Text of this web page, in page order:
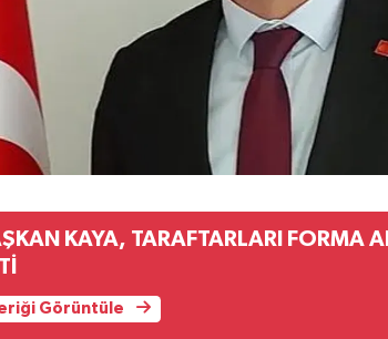
KAYA, TARAFTARLARI FORMA
Görüntüle